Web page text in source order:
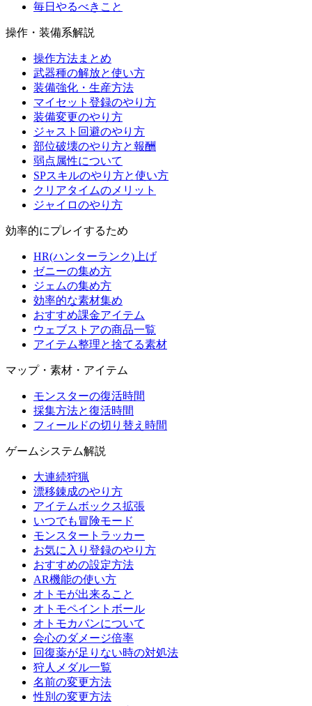
毎日やるべきこと
操作・装備系解説
操作方法まとめ
武器種の解放と使い方
装備強化・生産方法
マイセット登録のやり方
装備変更のやり方
ジャスト回避のやり方
部位破壊のやり方と報酬
弱点属性について
SPスキルのやり方と使い方
クリアタイムのメリット
ジャイロのやり方
効率的にプレイするため
HR(ハンターランク)上げ
ゼニーの集め方
ジェムの集め方
効率的な素材集め
おすすめ課金アイテム
ウェブストアの商品一覧
アイテム整理と捨てる素材
マップ・素材・アイテム
モンスターの復活時間
採集方法と復活時間
フィールドの切り替え時間
ゲームシステム解説
大連続狩猟
漂移錬成のやり方
アイテムボックス拡張
いつでも冒険モード
モンスタートラッカー
お気に入り登録のやり方
おすすめの設定方法
AR機能の使い方
オトモが出来ること
オトモペイントボール
オトモカバンについて
会心のダメージ倍率
回復薬が足りない時の対処法
狩人メダル一覧
名前の変更方法
性別の変更方法